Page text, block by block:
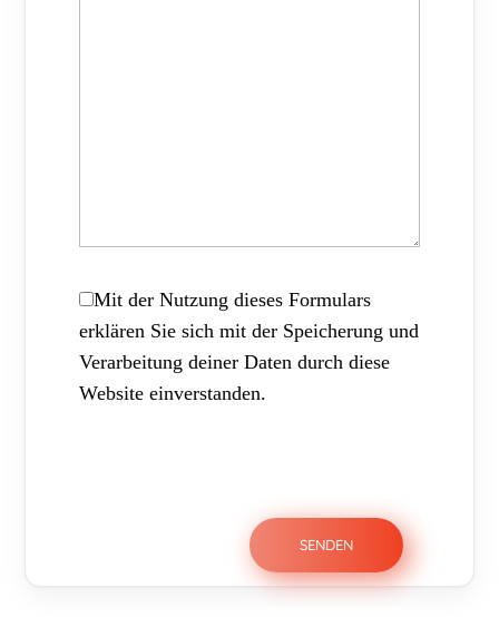
Mit der Nutzung dieses Formulars
erklären Sie sich mit der Speicherung und
Verarbeitung deiner Daten durch diese
Website einverstanden.